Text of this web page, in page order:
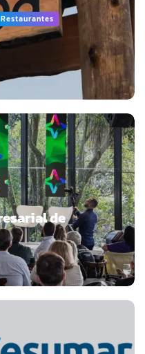
Restaurantes
de